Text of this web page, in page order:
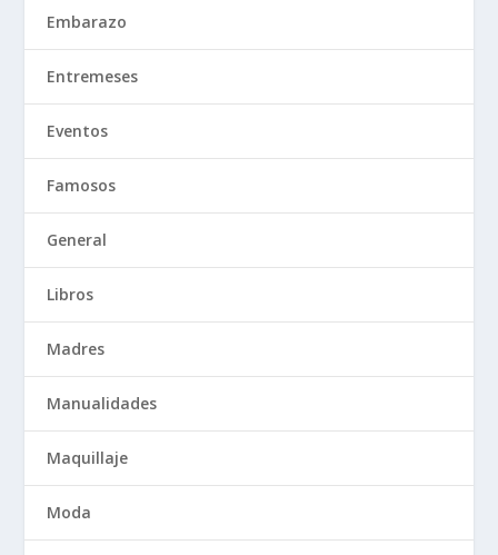
Embarazo
Entremeses
Eventos
Famosos
General
Libros
Madres
Manualidades
Maquillaje
Moda